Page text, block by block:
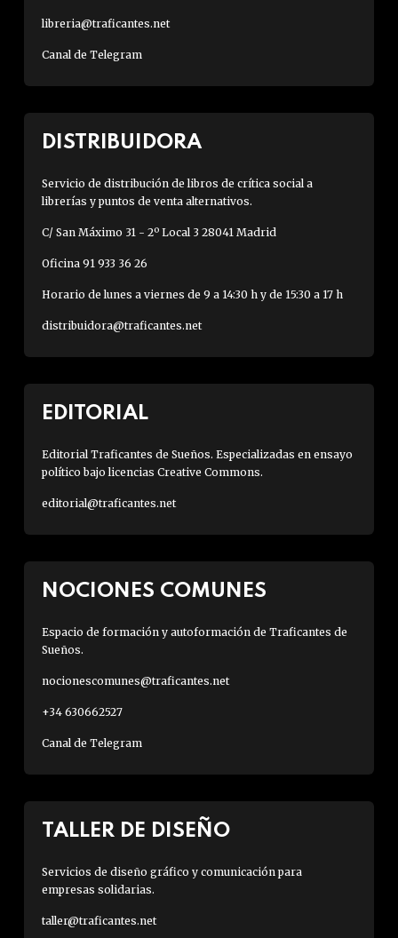
libreria@traficantes.net
Canal de Telegram
DISTRIBUIDORA
Servicio de distribución de libros de crítica social a
librerías y puntos de venta alternativos.
C/ San Máximo 31 - 2º Local 3 28041 Madrid
Oficina 91 933 36 26
Horario de lunes a viernes de 9 a 14:30 h y de 15:30 a 17 h
distribuidora@traficantes.net
EDITORIAL
Editorial Traficantes de Sueños. Especializadas en ensayo
político bajo licencias Creative Commons.
editorial@traficantes.net
NOCIONES COMUNES
Espacio de formación y autoformación de Traficantes de
Sueños.
nocionescomunes@traficantes.net
+34 630662527
Canal de Telegram
TALLER DE DISEÑO
Servicios de diseño gráfico y comunicación para
empresas solidarias.
taller@traficantes.net